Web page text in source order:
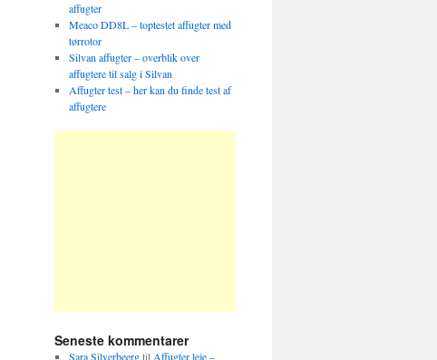
affugter
Meaco DD8L – toptestet affugter med
tørrotor
Silvan affugter – overblik over
affugtere til salg i Silvan
Affugter test – her kan du finde test af
affugtere
Seneste kommentarer
Sara Silverbeergtil Affugter leje –